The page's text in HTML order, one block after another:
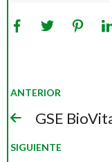
ANTERIOR
GSE
SIGUIENTE